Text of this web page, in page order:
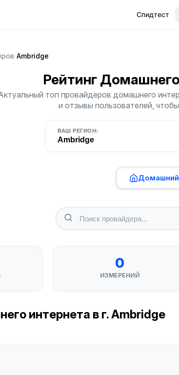
Спидтест
Ambridge
Рейтинг
топ провайдеров домашнего
и отзывы пользователей,
ВАШ РЕГИОН:
Ambridge
Домашний
0
ИЗМЕРЕНИЙ
интернета в г. Ambridge